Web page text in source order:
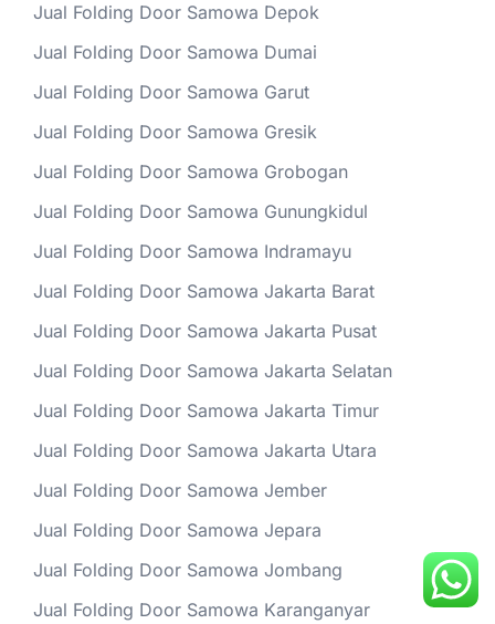
Jual Folding Door Samowa Depok
Jual Folding Door Samowa Dumai
Jual Folding Door Samowa Garut
Jual Folding Door Samowa Gresik
Jual Folding Door Samowa Grobogan
Jual Folding Door Samowa Gunungkidul
Jual Folding Door Samowa Indramayu
Jual Folding Door Samowa Jakarta Barat
Jual Folding Door Samowa Jakarta Pusat
Jual Folding Door Samowa Jakarta Selatan
Jual Folding Door Samowa Jakarta Timur
Jual Folding Door Samowa Jakarta Utara
Jual Folding Door Samowa Jember
Jual Folding Door Samowa Jepara
Jual Folding Door Samowa Jombang
Jual Folding Door Samowa Karanganyar